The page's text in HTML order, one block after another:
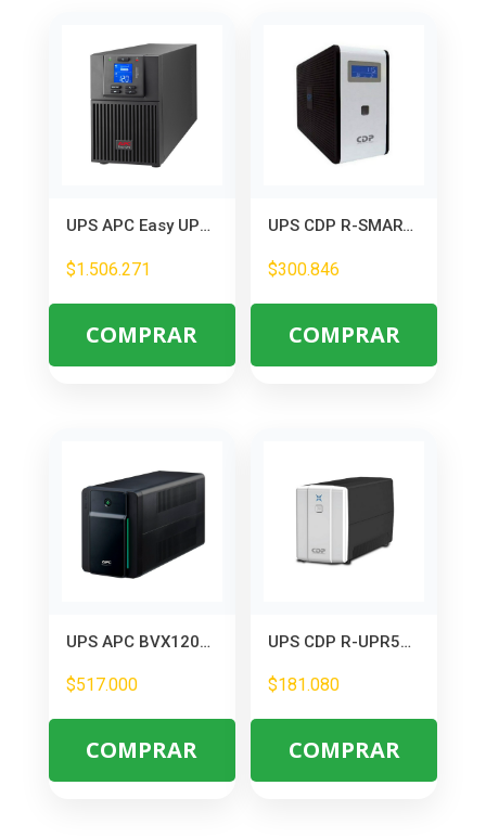
UPS APC Easy UPS On-Line SRV 1000VA 120V – Protección Total para Equipos
$1.506.271
COMPRAR
UPS CDP R-SMART751 750VA/375W – Protección Interactiva para PC y Equipos
$300.846
COMPRAR
UPS APC BVX1200LI-LM 1200VA Interactiva – Protección para PC y Equipos
$517.000
COMPRAR
UPS CDP R-UPR508 500VA/250W Interactiva – Protección para Equipos de Oficina
$181.080
COMPRAR